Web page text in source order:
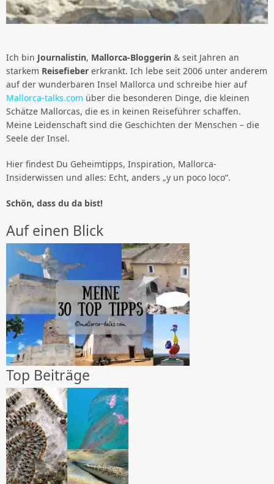
Ich bin Journalistin, Mallorca-Bloggerin & seit Jahren an
starkem Reisefieber erkrankt. Ich lebe seit 2006 unter anderem
auf der wunderbaren Insel Mallorca und schreibe hier auf
Mallorca-talks.com über die besonderen Dinge, die kleinen
Schätze Mallorcas, die es in keinen Reiseführer schaffen.
Meine Leidenschaft sind die Geschichten der Menschen – die
Seele der Insel.
Hier findest Du Geheimtipps, Inspiration, Mallorca-
Insiderwissen und alles: Echt, anders „y un poco loco“.
Schön, dass du da bist!
Auf einen Blick
Top Beiträge